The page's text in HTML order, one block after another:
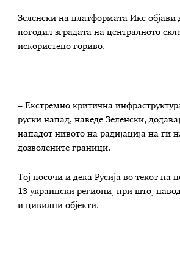
Зеленски на платформата Икс објави
погодил зградата на централното
искористено гориво.
– Екстремно критична
руски напад, наведе Зеленски,
нападот нивото на радијација на ги
дозволените граници.
Тој посочи и дека Русија во текот на
13 украински региони, при што,
и цивилни објекти.